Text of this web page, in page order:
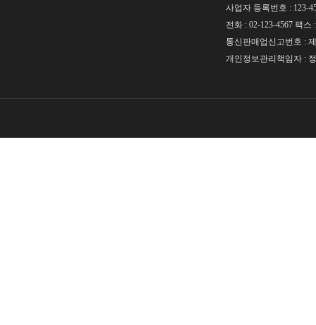
사업자 등록번호 : 123-
전화 : 02-123-4567 팩스
통신판매업신고번호 :
개인정보관리책임자 :